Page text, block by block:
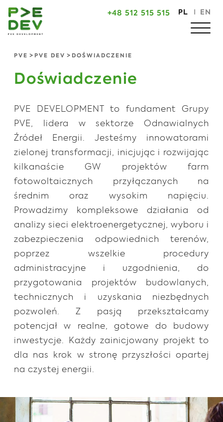
+48 512 515 515 PL EN
PVE > PVE DEV > DOŚWIADCZENIE
Doświadczenie
PVE DEVELOPMENT to fundament Grupy
PVE, lidera w sektorze Odnawialnych
Źródeł Energii. Jesteśmy innowatorami
zielonej transformacji, inicjując i rozwijając
kilkanaście GW projektów farm
fotowoltaicznych przyłączanych na
średnim oraz wysokim napięciu.
Prowadzimy kompleksowe działania od
analizy sieci elektroenergetycznej, wyboru i
zabezpieczenia odpowiednich terenów,
poprzez wszelkie procedury
administracyjne i uzgodnienia, do
przygotowania projektów budowlanych,
technicznych i uzyskania niezbędnych
pozwoleń. Z pasją przekształcamy
potencjał w realne, gotowe do budowy
inwestycje. Każdy zainicjowany projekt to
dla nas krok w stronę przyszłości opartej
na czystej energii.